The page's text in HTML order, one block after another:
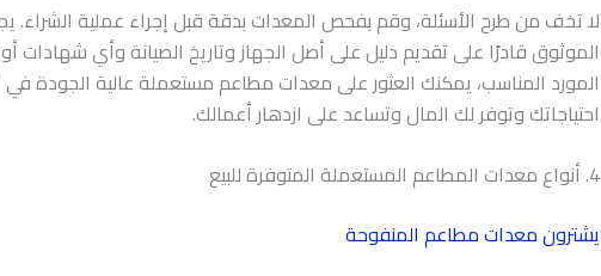
لا تخف من طرح الأسئلة، وقم بفحص المعدات بدقة قبل إجراء عملية الشراء.
الموثوق قادرًا على تقديم دليل على أصل الجهاز وتاريخ الصيانة وأي شهادات
المورد المناسب، يمكنك العثور على معدات مطاعم مستعملة عالية الجودة في
احتياجاتك وتوفر لك المال وتساعد على ازدهار أعمالك.
4. أنواع معدات المطاعم المستعملة المتوفرة للبيع
يشترون معدات مطاعم المنفوحة